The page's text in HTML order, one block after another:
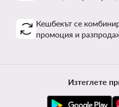
Кешбекът се
промоция и
Изтеглете